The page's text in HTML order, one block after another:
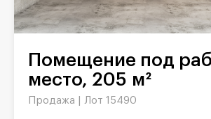
Помещение под рабочее
место, 205 м²
Продажа | Лот 15490